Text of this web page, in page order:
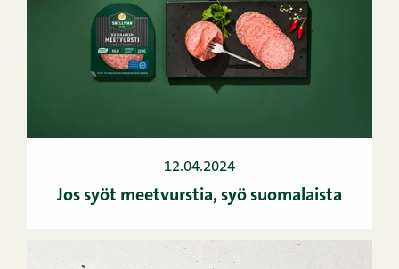
12.04.2024
Jos syöt meetvurstia, syö suomalaista